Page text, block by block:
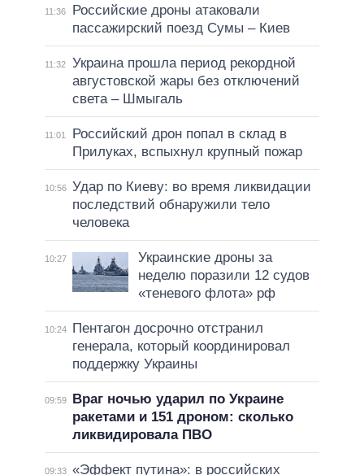
11:36
Российские дроны атаковали
пассажирский поезд Сумы – Киев
11:32
Украина прошла период рекордной
августовской жары без отключений
света – Шмыгаль
11:01
Российский дрон попал в склад в
Прилуках, вспыхнул крупный пожар
10:56 Удар по Киеву: во время ликвидации
последствий обнаружили тело
человека
10:27
Украинские дроны за
неделю поразили 12 судов
«теневого флота» рф
10:24
Пентагон досрочно отстранил
генерала, который координировал
поддержку Украины
09:59
Враг ночью ударил по Украине
ракетами и 151 дроном: сколько
ликвидировала ПВО
09:33 «Эффект путина»: в российских